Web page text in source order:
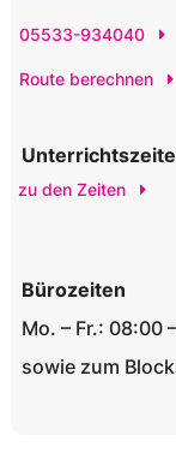
05533-934040
Route berechnen
zu den Zeiten
Bürozeiten
Mo. – Fr.: 08:00
sowie zum